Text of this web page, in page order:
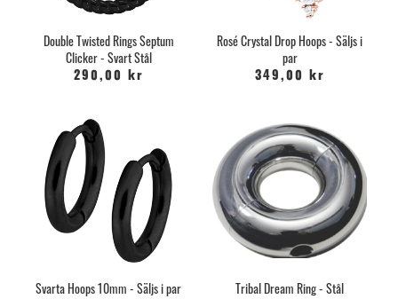
Double Twisted Rings Septum
Clicker - Svart Stål
290,00 kr
Rosé Crystal Drop Hoops - Säljs i
par
349,00 kr
Svarta Hoops 10mm - Säljs i par Tribal Dream Ring - Stål